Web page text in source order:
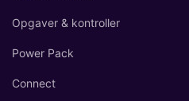
Opgaver & kontroller
Power Pack
Connect